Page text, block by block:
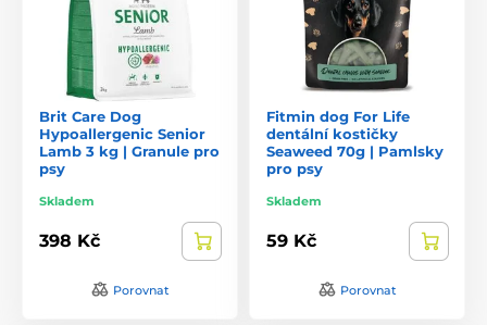
Brit Care Dog
Hypoallergenic Senior
Lamb 3 kg | Granule pro
psy
Skladem
398 Kč
Porovnat
Fitmin dog For Life
dentální kostičky
Seaweed 70g | Pamlsky
pro psy
Skladem
59 Kč
Porovnat